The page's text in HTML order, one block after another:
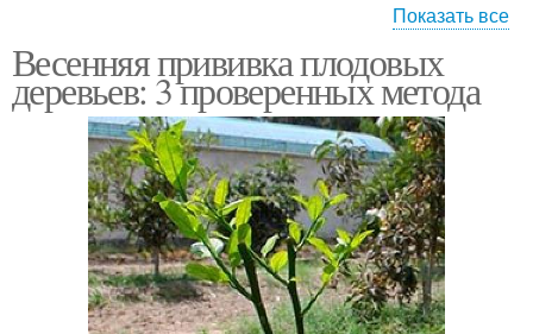
Прививка за кору Прививка в расщеп
Садовая прививка
Инструменты для
прививки
Подготовка к прививке Весенний прививка
Показать все
Весенняя прививка плодовых
деревьев: 3 проверенных метода